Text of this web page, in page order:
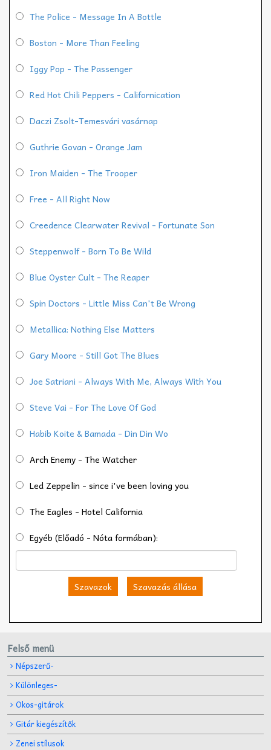
The Police - Message In A Bottle
Boston - More Than Feeling
Iggy Pop - The Passenger
Red Hot Chili Peppers - Californication
Daczi Zsolt-Temesvári vasárnap
Guthrie Govan - Orange Jam
Iron Maiden - The Trooper
Free - All Right Now
Creedence Clearwater Revival - Fortunate Son
Steppenwolf - Born To Be Wild
Blue Oyster Cult - The Reaper
Spin Doctors - Little Miss Can't Be Wrong
Metallica: Nothing Else Matters
Gary Moore - Still Got The Blues
Joe Satriani - Always With Me, Always With You
Steve Vai - For The Love Of God
Habib Koite & Bamada - Din Din Wo
Arch Enemy - The Watcher
Led Zeppelin - since i've been loving you
The Eagles - Hotel California
Egyéb (Előadó - Nóta formában):
Szavazok Szavazás állása
Felső menü
Népszerű-
Különleges-
Okos-gitárok
Gitár kiegészítők
Zenei stílusok